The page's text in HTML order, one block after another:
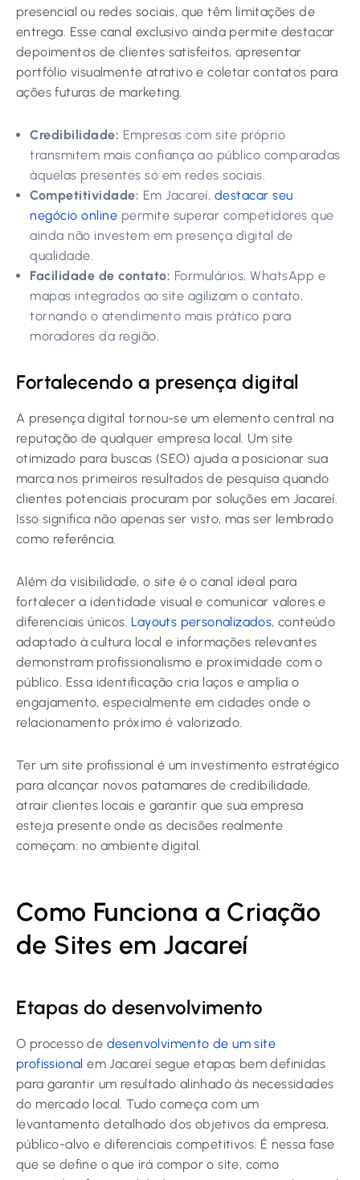
presencial ou redes sociais, que têm limitações de
entrega. Esse canal exclusivo ainda permite destacar
depoimentos de clientes satisfeitos, apresentar
portfólio visualmente atrativo e coletar contatos para
ações futuras de marketing.
Credibilidade: Empresas com site próprio
transmitem mais confiança ao público comparadas
àquelas presentes só em redes sociais.
Competitividade: Em Jacareí, destacar seu
negócio online permite superar competidores que
ainda não investem em presença digital de
qualidade.
Facilidade de contato: Formulários, WhatsApp e
mapas integrados ao site agilizam o contato,
tornando o atendimento mais prático para
moradores da região.
Fortalecendo a presença digital
A presença digital tornou-se um elemento central na
reputação de qualquer empresa local. Um site
otimizado para buscas (SEO) ajuda a posicionar sua
marca nos primeiros resultados de pesquisa quando
clientes potenciais procuram por soluções em Jacareí.
Isso significa não apenas ser visto, mas ser lembrado
como referência.
Além da visibilidade, o site é o canal ideal para
fortalecer a identidade visual e comunicar valores e
diferenciais únicos. Layouts personalizados, conteúdo
adaptado à cultura local e informações relevantes
demonstram profissionalismo e proximidade com o
público. Essa identificação cria laços e amplia o
engajamento, especialmente em cidades onde o
relacionamento próximo é valorizado.
Ter um site profissional é um investimento estratégico
para alcançar novos patamares de credibilidade,
atrair clientes locais e garantir que sua empresa
esteja presente onde as decisões realmente
começam: no ambiente digital.
Como Funciona a Criação
de Sites em Jacareí
Etapas do desenvolvimento
O processo de desenvolvimento de um site
profissional em Jacareí segue etapas bem definidas
para garantir um resultado alinhado às necessidades
do mercado local. Tudo começa com um
levantamento detalhado dos objetivos da empresa,
público-alvo e diferenciais competitivos. É nessa fase
que se define o que irá compor o site, como